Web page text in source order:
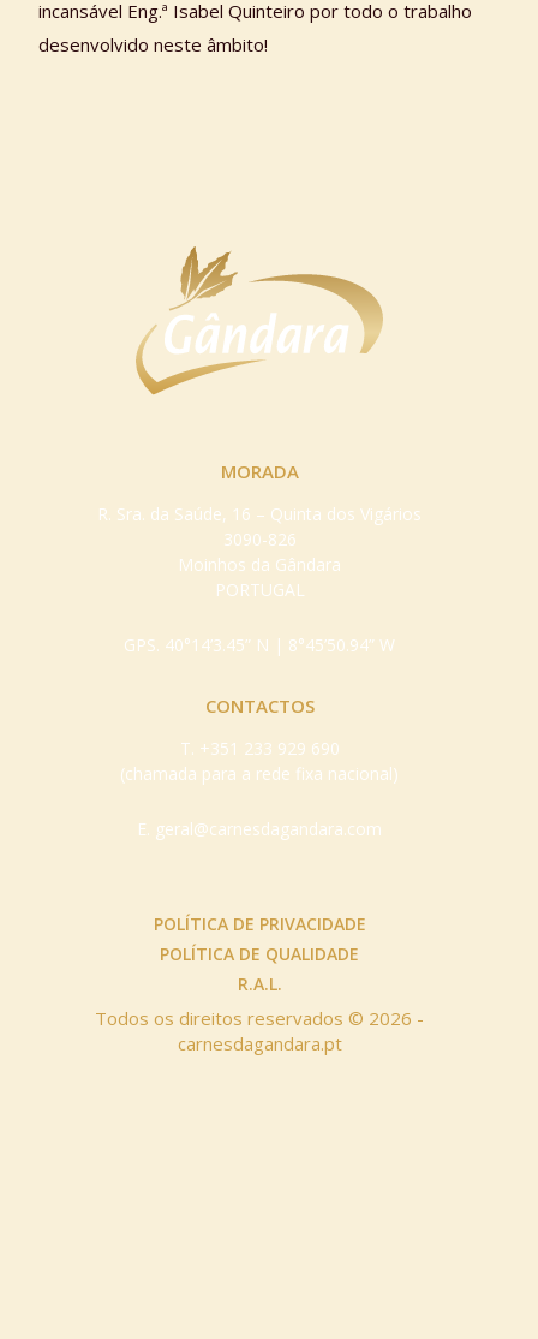
incansável Eng.ª Isabel Quinteiro por todo o trabalho
desenvolvido neste âmbito!
MORADA
R. Sra. da Saúde, 16 – Quinta dos Vigários
3090-826
Moinhos da Gândara
PORTUGAL
GPS. 40°14’3.45” N | 8°45’50.94” W
CONTACTOS
T. +351 233 929 690
(chamada para a rede fixa nacional)
E. geral@carnesdagandara.com
POLÍTICA DE PRIVACIDADE
POLÍTICA DE QUALIDADE
R.A.L.
Todos os direitos reservados © 2026 -
carnesdagandara.pt